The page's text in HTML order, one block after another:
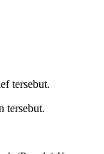
tersebut.
tersebut.